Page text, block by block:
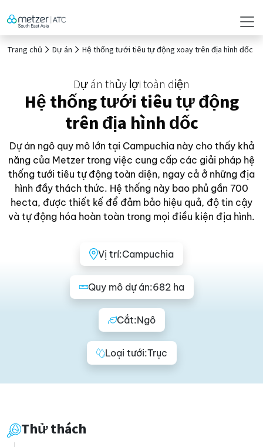
Trang chủ Dự án Hệ thống tưới tiêu tự động xoay trên địa hình dốc
Dự án thủy lợi toàn diện
Hệ thống tưới tiêu tự động
trên địa hình dốc
Dự án ngô quy mô lớn tại Campuchia này cho thấy khả
năng của Metzer trong việc cung cấp các giải pháp hệ
thống tưới tiêu tự động toàn diện, ngay cả ở những địa
hình đầy thách thức. Hệ thống này bao phủ gần 700
hecta, được thiết kế để đảm bảo hiệu quả, độ tin cậy
và tự động hóa hoàn toàn trong mọi điều kiện địa hình.
Vị trí:Campuchia
Quy mô dự án:682 ha
Cắt:Ngô
Loại tưới:Trục
Thử thách